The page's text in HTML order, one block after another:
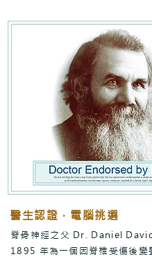
醫生認證 ‧ 電腦挑選
脊骨神經之父 Dr. Daniel
1895 年為一個因脊椎受傷後變